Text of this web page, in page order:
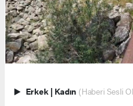
Erkek | Kadın (Haberi Sesli